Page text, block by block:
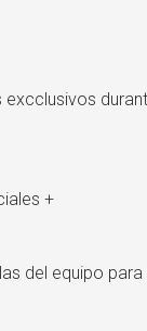
+
del equipo para